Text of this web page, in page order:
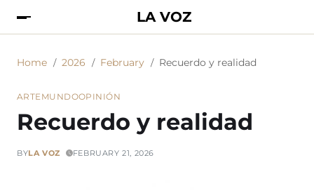
LA VOZ
Home 2026 February Recuerdo y realidad
ARTEMUNDOOPINIÓN
Recuerdo y realidad
BYLA VOZ FEBRUARY 21, 2026